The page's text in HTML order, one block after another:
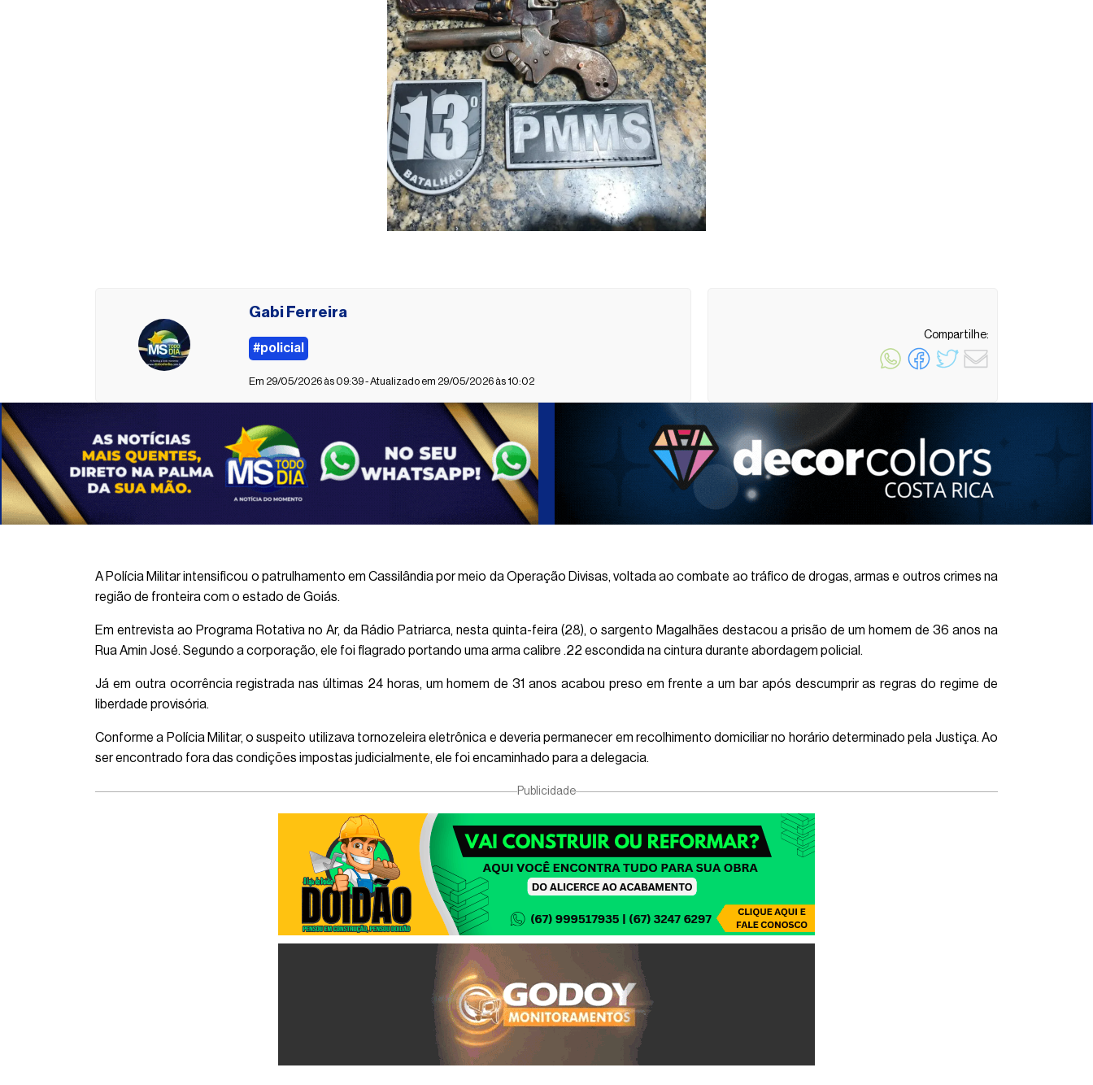
Gabi Ferreira
#policial
Em 29/05/2026 às 09:39 - Atualizado em 29/05/2026 às 10:02
Compartilhe:
A Polícia Militar intensificou o patrulhamento em Cassilândia por meio da Operação Divisas, voltada ao combate ao tráfico de drogas, armas e outros crimes na
região de fronteira com o estado de Goiás.
Em entrevista ao Programa Rotativa no Ar, da Rádio Patriarca, nesta quinta-feira (28), o sargento Magalhães destacou a prisão de um homem de 36 anos na
Rua Amin José. Segundo a corporação, ele foi flagrado portando uma arma calibre .22 escondida na cintura durante abordagem policial.
Já em outra ocorrência registrada nas últimas 24 horas, um homem de 31 anos acabou preso em frente a um bar após descumprir as regras do regime de
liberdade provisória.
Conforme a Polícia Militar, o suspeito utilizava tornozeleira eletrônica e deveria permanecer em recolhimento domiciliar no horário determinado pela Justiça. Ao
ser encontrado fora das condições impostas judicialmente, ele foi encaminhado para a delegacia.
Publicidade